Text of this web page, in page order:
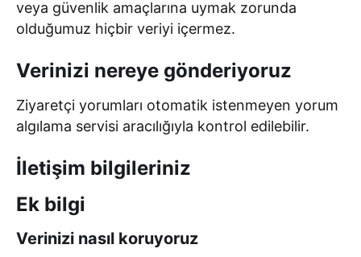
veya güvenlik amaçlarına uymak zorunda
olduğumuz hiçbir veriyi içermez.
Verinizi nereye gönderiyoruz
Ziyaretçi yorumları otomatik istenmeyen yorum
algılama servisi aracılığıyla kontrol edilebilir.
İletişim bilgileriniz
Ek bilgi
Verinizi nasıl koruyoruz